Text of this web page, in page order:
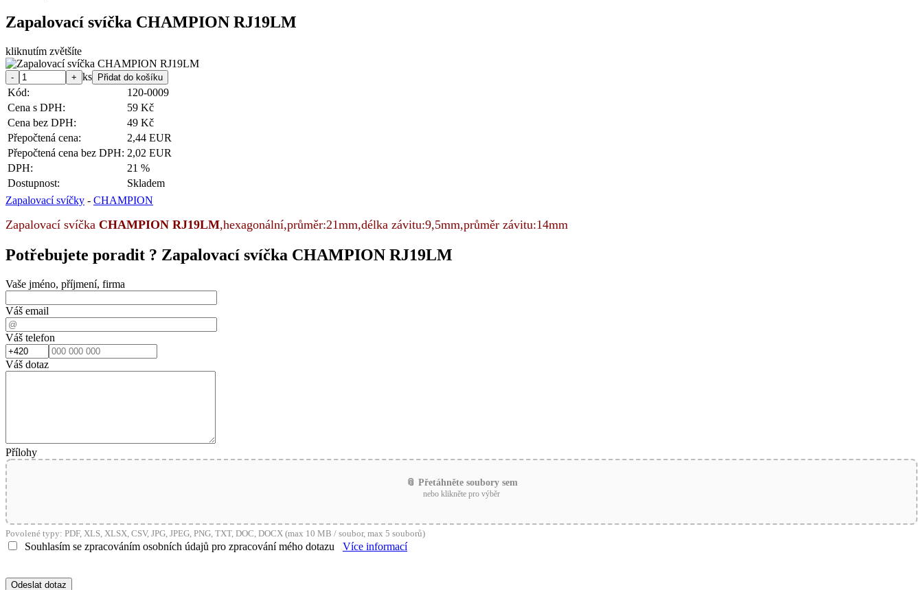
Zapalovací svíčka CHAMPION RJ19LM
kliknutím zvětšíte
ks
Kód:
120-0009
Cena s DPH:
59 Kč
Cena bez DPH:
49 Kč
Přepočtená cena:
2,44 EUR
Přepočtená cena bez DPH: 2,02 EUR
DPH:
21 %
Dostupnost:
Skladem
Zapalovací svíčky - CHAMPION
Zapalovací svíčka CHAMPION RJ19LM,hexagonální,průměr:21mm,délka závitu:9,5mm,průměr závitu:14mm
Potřebujete poradit ? Zapalovací svíčka CHAMPION RJ19LM
Vaše jméno, příjmení, firma
Váš email
Váš telefon
Váš dotaz
Přílohy
📎 Přetáhněte soubory sem
nebo klikněte pro výběr
Povolené typy: PDF, XLS, XLSX, CSV, JPG, JPEG, PNG, TXT, DOC, DOCX (max 10 MB / soubor, max 5 souborů)
Souhlasím se zpracováním osobních údajů pro zpracování mého dotazu Více informací